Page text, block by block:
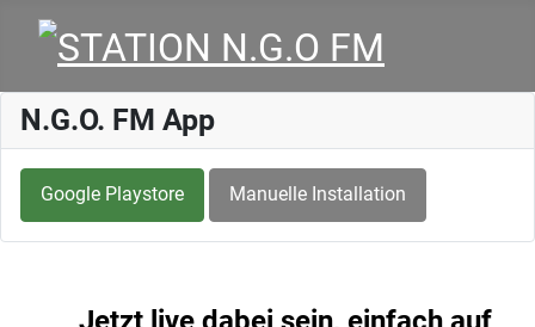
N.G.O. FM App
Google Playstore Manuelle Installation